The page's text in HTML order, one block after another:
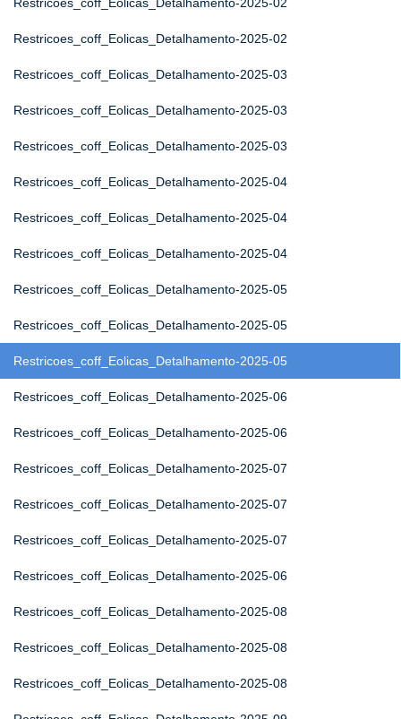
Restricoes_coff_Eolicas_Detalhamento-2025-02
Restricoes_coff_Eolicas_Detalhamento-2025-03
Restricoes_coff_Eolicas_Detalhamento-2025-03
Restricoes_coff_Eolicas_Detalhamento-2025-03
Restricoes_coff_Eolicas_Detalhamento-2025-04
Restricoes_coff_Eolicas_Detalhamento-2025-04
Restricoes_coff_Eolicas_Detalhamento-2025-04
Restricoes_coff_Eolicas_Detalhamento-2025-05
Restricoes_coff_Eolicas_Detalhamento-2025-05
Restricoes_coff_Eolicas_Detalhamento-2025-05
Restricoes_coff_Eolicas_Detalhamento-2025-06
Restricoes_coff_Eolicas_Detalhamento-2025-06
Restricoes_coff_Eolicas_Detalhamento-2025-07
Restricoes_coff_Eolicas_Detalhamento-2025-07
Restricoes_coff_Eolicas_Detalhamento-2025-07
Restricoes_coff_Eolicas_Detalhamento-2025-06
Restricoes_coff_Eolicas_Detalhamento-2025-08
Restricoes_coff_Eolicas_Detalhamento-2025-08
Restricoes_coff_Eolicas_Detalhamento-2025-08